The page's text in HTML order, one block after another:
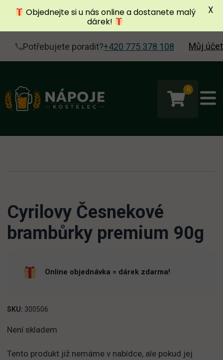
Potřebujete poradit?+420 775 378 108 Můj účet
0
Cyrilovy Česnekové
brambůrky premium 90g
Online objednávka = dárek zdarma!
SKU: 300506
Není skladem
Tento produkt již nemáme v nabídce, ale pokud jej
Objednejte si u nás online a dostanete malý
dárek!
X